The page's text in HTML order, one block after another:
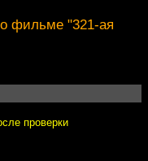
фильме "321-ая
проверки